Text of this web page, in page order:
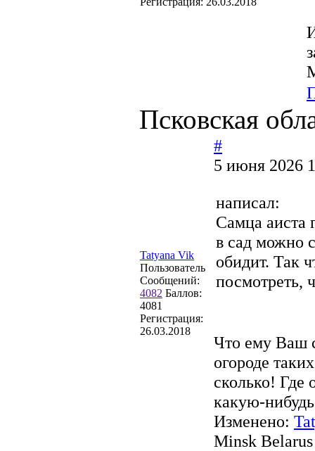
Псковская
Tatyana Vik
Пользователь
Сообщений:
4082 Баллов:
4081
Регистрация:
26.03.2018
#
5 июня 2026
написал:
Самца аиста
в сад можно
обидит. Так
посмотреть,
Что ему Ваш
огороде
сколько!
какую-
Изменено:
Minsk Belarus